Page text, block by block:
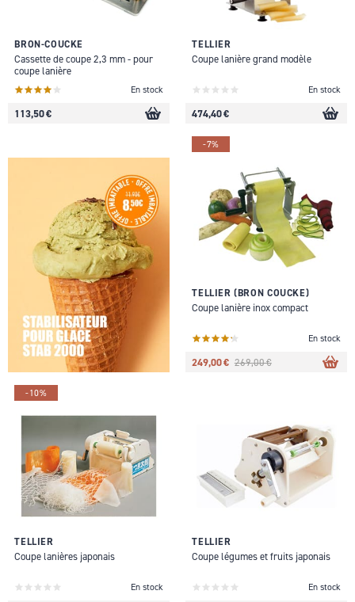
BRON-COUCKE
Cassette de coupe 2,3 mm - pour
coupe lanière
En stock
113,50 €
TELLIER
Coupe lanière grand modèle
En stock
474,40 €
-7%
TELLIER (BRON COUCKE)
Coupe lanière inox compact
En stock
249,00 € 269,00 €
-10%
TELLIER
Coupe lanières japonais
En stock
TELLIER
Coupe légumes et fruits japonais
En stock